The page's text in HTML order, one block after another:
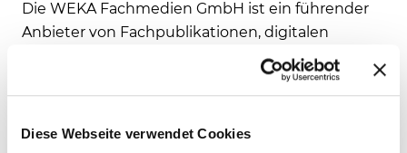
Diese Webseite verwendet Cookies
Die WEKA Fachmedien GmbH ist ein führender
Anbieter von Fachpublikationen, digitalen
Plattformen und Veranstaltungen in den
Bereichen Elektronik, Automatisierung,
über 20 Jahren veranstaltet WEKA Fachmedien